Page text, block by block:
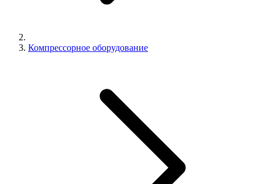
Компрессорное оборудование